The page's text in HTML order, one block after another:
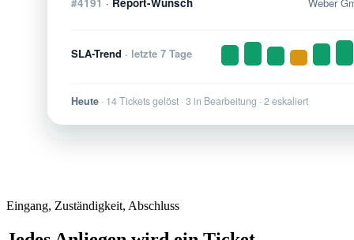
Eingang, Zuständigkeit, Abschluss